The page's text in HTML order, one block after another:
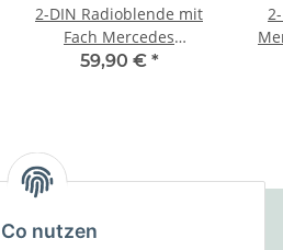
2-DIN Radioblende mit
Fach Mercedes
W203/W209 03/2000-
59,90 € *
nutzen